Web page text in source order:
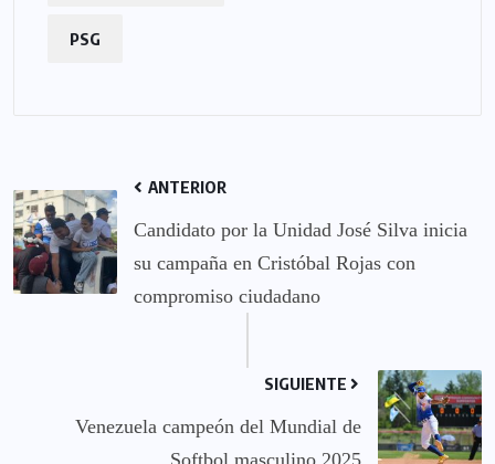
PSG
ANTERIOR
Candidato por la Unidad José Silva inicia
su campaña en Cristóbal Rojas con
compromiso ciudadano
SIGUIENTE
Venezuela campeón del Mundial de
Softbol masculino 2025